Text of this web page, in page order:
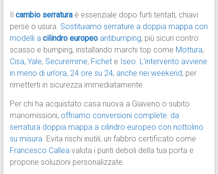
cambio serratura è essenziale dopo furti tentati, chiavi
perse o usura. Sostituiamo serrature a doppia mappa con
modelli a cilindro europeoantibumping, più sicuri contro
scasso e bumping, installando marchi top come Mottura,
Cisa, Yale, Securemme, Fichete Iseo. L’intervento avviene
in meno di un’ora, 24 ore su 24, anche nei weekend, per
rimetterti in sicurezza immediatamente.
Per chi ha acquistato casa nuova a Giaveno o subito
manomissioni, offriamo conversioni complete: da
serratura doppia mappa a cilindro europeo con nottolino
su misura. Evita rischi inutili; un fabbro certificato come
Francesco Calleavaluta i punti deboli della tua porta e
propone soluzioni personalizzate.